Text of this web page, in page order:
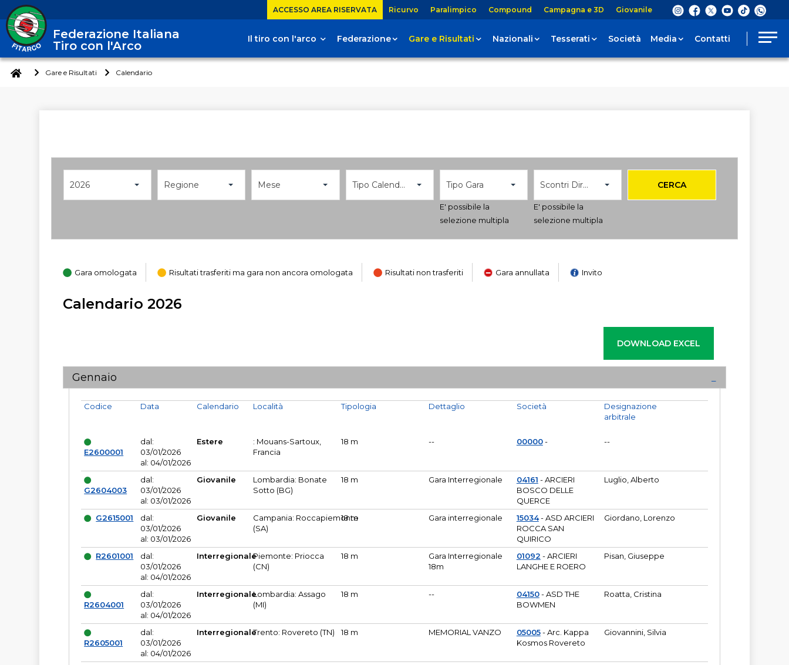
ACCESSO AREA RISERVATA Ricurvo Paralimpico Compound Campagna e 3D Giovanile
Federazione Italiana
Tiro con l'Arco
Il tiro con l'arco Federazione Gare e Risultati Nazionali Tesserati Società Media Contatti
Gare e Risultati Calendario
2026 Regione Mese Tipo Calendario Tipo Gara
E' possibile la
selezione multipla
Scontri Diretti
E' possibile la
selezione multipla
CERCA
Gara omologata Risultati trasferiti ma gara non ancora omologata Risultati non trasferiti Gara annullata Invito
Calendario 2026
Gennaio
Codice
E2600001
Data
dal:
03/01/2026
al: 04/01/2026
Calendario
Estere
Località
: Mouans-Sartoux,
Francia
Tipologia
18 m
Dettaglio
--
Società
00000-
Designazione
arbitrale
--
G2604003
dal:
03/01/2026
al: 03/01/2026
Giovanile
Lombardia: Bonate
Sotto (BG)
18 m Gara Interregionale 04161 - ARCIERI
BOSCO DELLE
QUERCE
Luglio, Alberto
G2615001
dal:
03/01/2026
al: 03/01/2026
Giovanile
Campania: Roccapiemonte
(SA)
18 m Gara interregionale 15034- ASD ARCIERI
ROCCA SAN
QUIRICO
Giordano, Lorenzo
R2601001
dal:
03/01/2026
al: 04/01/2026
InterregionalePiemonte: Priocca
(CN)
18 m
Gara Interregionale
18m
01092 - ARCIERI
LANGHE E ROERO
Pisan, Giuseppe
R2604001
dal:
03/01/2026
al: 04/01/2026
InterregionaleLombardia: Assago
(MI)
18 m -- 04150- ASD THE
BOWMEN
Roatta, Cristina
R2605001
dal:
03/01/2026
al: 04/01/2026
InterregionaleTrento: Rovereto (TN) 18 m MEMORIAL VANZO 05005- Arc. Kappa
Kosmos Rovereto
Giovannini, Silvia